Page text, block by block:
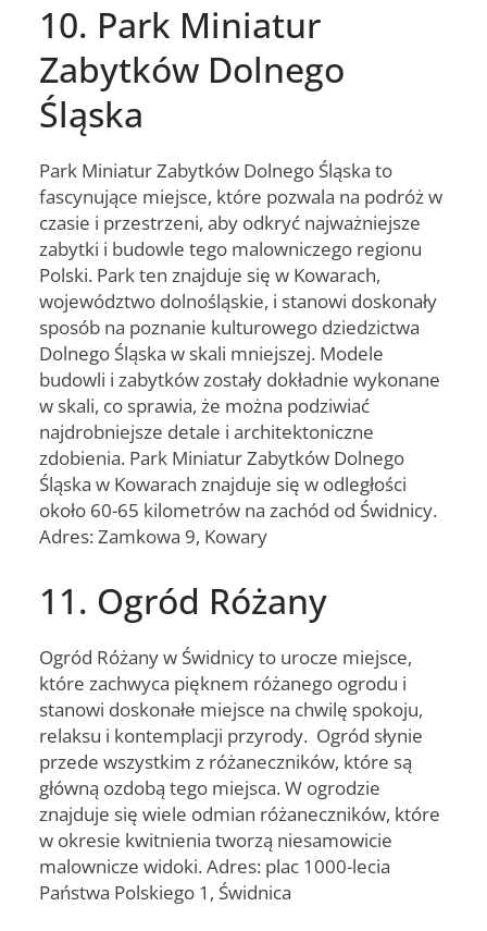
10. Park Miniatur
Zabytków Dolnego
Śląska
Park Miniatur Zabytków Dolnego Śląska to
fascynujące miejsce, które pozwala na podróż w
czasie i przestrzeni, aby odkryć najważniejsze
zabytki i budowle tego malowniczego regionu
Polski. Park ten znajduje się w Kowarach,
województwo dolnośląskie, i stanowi doskonały
sposób na poznanie kulturowego dziedzictwa
Dolnego Śląska w skali mniejszej. Modele
budowli i zabytków zostały dokładnie wykonane
w skali, co sprawia, że można podziwiać
najdrobniejsze detale i architektoniczne
zdobienia. Park Miniatur Zabytków Dolnego
Śląska w Kowarach znajduje się w odległości
około 60-65 kilometrów na zachód od Świdnicy.
Adres: Zamkowa 9, Kowary
11. Ogród Różany
Ogród Różany w Świdnicy to urocze miejsce,
które zachwyca pięknem różanego ogrodu i
stanowi doskonałe miejsce na chwilę spokoju,
relaksu i kontemplacji przyrody. Ogród słynie
przede wszystkim z różaneczników, które są
główną ozdobą tego miejsca. W ogrodzie
znajduje się wiele odmian różaneczników, które
w okresie kwitnienia tworzą niesamowicie
malownicze widoki. Adres: plac 1000-lecia
Państwa Polskiego 1, Świdnica